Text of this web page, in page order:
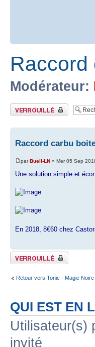
Raccord
Modérateur:
Sujet verrouillé
Raccord carbu
parBuell-LN » Mer 05 Sep
Une solution simple et
En 2018, 8€60 chez
Sujet verrouillé
Retour vers Tonic - Magie
QUI EST EN
Utilisateur(s)
invité